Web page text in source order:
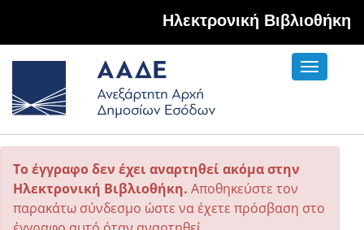
Hλεκτρονική Βιβλιοθήκη
Toggle
Το έγγραφο δεν έχει αναρτηθεί ακόμα στην
Ηλεκτρονική Βιβλιοθήκη. Αποθηκεύστε τον
παρακάτω σύνδεσμο ώστε να έχετε πρόσβαση στο